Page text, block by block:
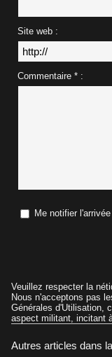
Site web :
Commentaire * :
Me notifier
Veuillez respecter la
Nous n'acceptons pas
Générales d'Utilisation,
aspect militant, incitant
Autres articles dans